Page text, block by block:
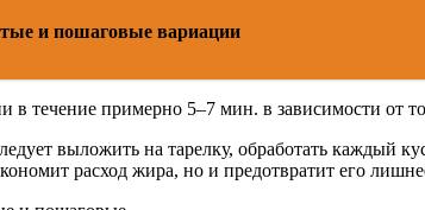
и пошаговые вариации
в течение примерно 5–7 мин. в зависимости от
выложить на тарелку, обработать каждый
расход жира, но и предотвратит его